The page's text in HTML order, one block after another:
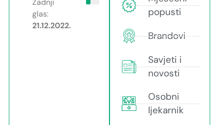
Zadnji
glas:
21.12.2022.
popusti
Brandovi
Savjeti i
novosti
Osobni
ljekarnik